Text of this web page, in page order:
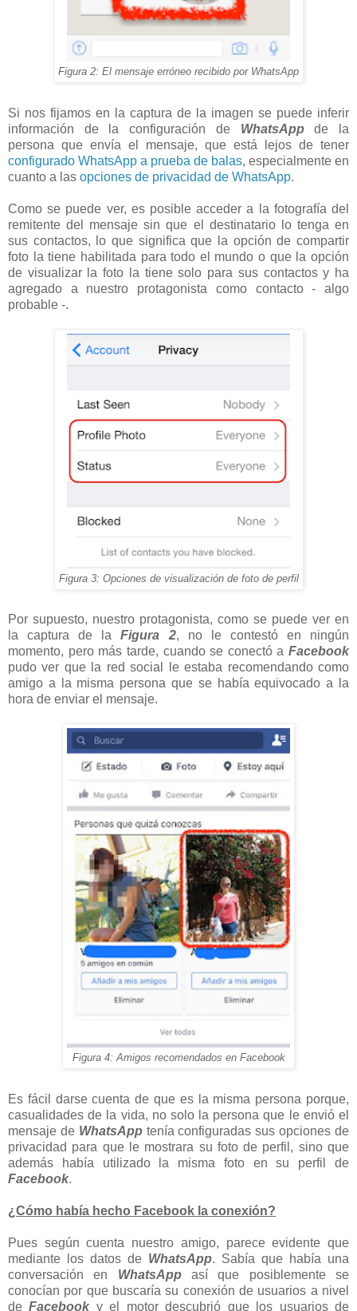
Figura 2: El mensaje erróneo recibido por WhatsApp
Si nos fijamos en la captura de la imagen se puede inferir
información de la configuración de WhatsAppde la
persona que envía el mensaje, que está lejos de tener
configurado WhatsApp a prueba de balas, especialmente en
cuanto a las opciones de privacidad de WhatsApp.
Como se puede ver, es posible acceder a la fotografía del
remitente del mensaje sin que el destinatario lo tenga en
sus contactos, lo que significa que la opción de compartir
foto la tiene habilitada para todo el mundo o que la opción
de visualizar la foto la tiene solo para sus contactos y ha
agregado a nuestro protagonista como contacto - algo
probable -.
Figura 3: Opciones de visualización de foto de perfil
Por supuesto, nuestro protagonista, como se puede ver en
la captura de la Figura 2, no le contestó en ningún
momento, pero más tarde, cuando se conectó a Facebook
pudo ver que la red social le estaba recomendando como
amigo a la misma persona que se había equivocado a la
hora de enviar el mensaje.
Figura 4: Amigos recomendados en Facebook
Es fácil darse cuenta de que es la misma persona porque,
casualidades de la vida, no solo la persona que le envió el
mensaje de WhatsApptenía configuradas sus opciones de
privacidad para que le mostrara su foto de perfil, sino que
además había utilizado la misma foto en su perfil de
Facebook.
¿Cómo había hecho Facebook la conexión?
Pues según cuenta nuestro amigo, parece evidente que
mediante los datos de WhatsApp. Sabía que había una
conversación en WhatsAppasí que posiblemente se
conocían por que buscaría su conexión de usuarios a nivel
deFacebook y el motor descubrió que los usuarios de